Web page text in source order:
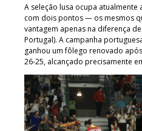
A seleção lusa ocupa
com dois pontos — os mesmos
vantagem apenas na diferença
Portugal). A campanha
ganhou um fôlego renovado
26-25, alcançado precisamente